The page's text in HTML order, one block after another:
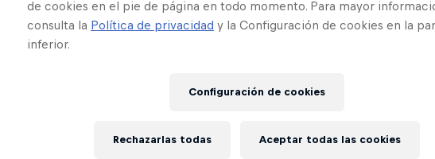
de cookies en el pie de página en todo momento. Para mayor
consulta la Política de privacidad y la Configuración de cookies en la
inferior.
Configuración de cookies
Rechazarlas todas Aceptar todas las cookies